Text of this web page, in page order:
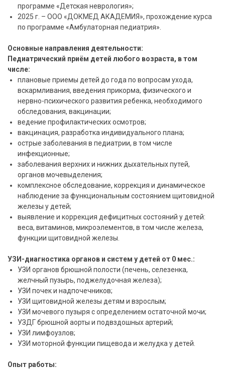
программе «Детская неврология»;
2025 г. – ООО «ДОКМЕД АКАДЕМИЯ», прохождение курса
по программе «Амбулаторная педиатрия».
Основные направления деятельности:
Педиатрический приём детей любого возраста, в том
числе:
плановые приемы детей до года по вопросам ухода,
вскармливания, введения прикорма, физического и
нервно-психического развития ребенка, необходимого
обследования, вакцинации;
ведение профилактических осмотров;
вакцинация, разработка индивидуального плана;
острые заболевания в педиатрии, в том числе
инфекционные;
заболевания верхних и нижних дыхательных путей,
органов мочевыделения;
комплексное обследование, коррекция и динамическое
наблюдение за функциональным состоянием щитовидной
железы у детей;
выявление и коррекция дефицитных состояний у детей:
веса, витаминов, микроэлементов, в том числе железа,
функции щитовидной железы.
УЗИ-диагностика органов и систем у детей от 0 мес.:
УЗИ органов брюшной полости (печень, селезенка,
желчный пузырь, поджелудочная железа);
УЗИ почек и надпочечников;
УЗИ щитовидной железы детям и взрослым;
УЗИ мочевого пузыря с определением остаточной мочи;
УЗДГ брюшной аорты и подвздошных артерий;
УЗИ лимфоузлов;
УЗИ моторной функции пищевода и желудка у детей.
Опыт работы: